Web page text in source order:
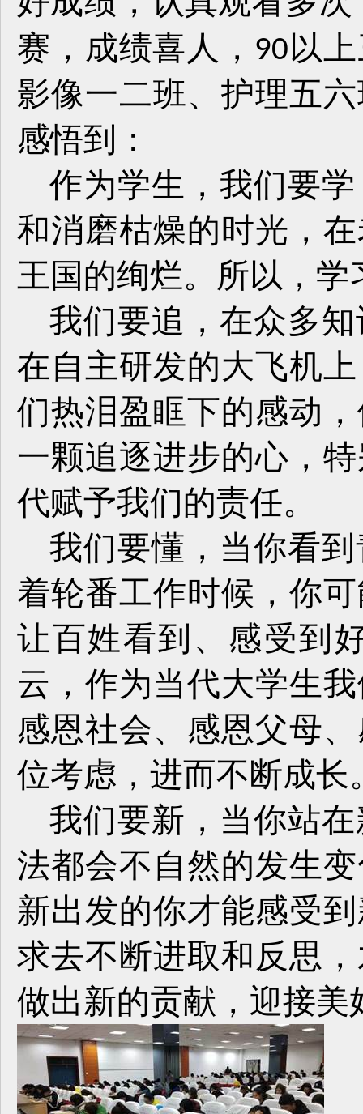
赛，成绩喜人， 90以
影像一二班、护理五
感悟到：
作为学生，我们要
和消磨枯燥的时光，
王国的绚烂。所以，
我们要追，在众多
在自主研发的大飞机
们热泪盈眶下的感动
一颗追逐进步的心，
代赋予我们的责任。
我们要懂，当你看
着轮番工作时候，你
让百姓看到、感受到
云，作为当代大学生
感恩社会、感恩父母
位考虑，进而不断成长
我们要新，当你站
法都会不自然的发生
新出发的你才能感受
求去不断进取和反思
做出新的贡献，迎接美